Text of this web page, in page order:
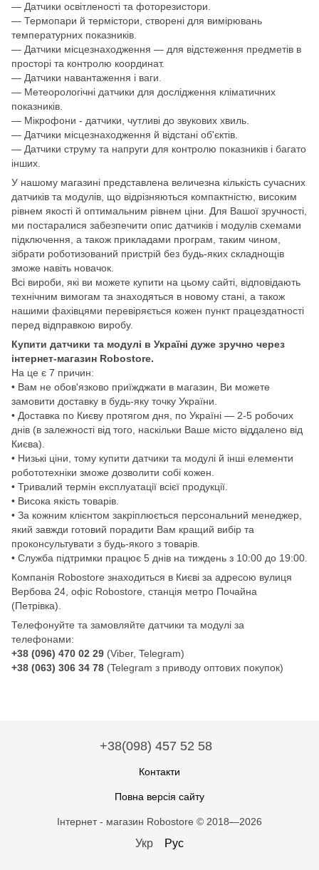
— Датчики освітленості та фоторезистори.
— Термопари й термістори, створені для вимірювань
температурних показників.
— Датчики місцезнаходження — для відстеження предметів в
просторі та контролю координат.
— Датчики навантаження і ваги.
— Метеорологічні датчики для дослідження кліматичних
показників.
— Мікрофони - датчики, чутливі до звукових хвиль.
— Датчики місцезнаходження й відстані об'єктів.
— Датчики струму та напруги для контролю показників і багато
інших.
У нашому магазині представлена ​​величезна кількість сучасних
датчиків та модулів, що відрізняються компактністю, високим
рівнем якості й оптимальним рівнем ціни. Для Вашої зручності,
ми постаралися забезпечити опис датчиків і модулів схемами
підключення, а також прикладами програм, таким чином,
зібрати роботизований пристрій без будь-яких складнощів
зможе навіть новачок.
Всі вироби, які ви можете купити на цьому сайті, відповідають
технічним вимогам та знаходяться в новому стані, а також
нашими фахівцями перевіряється кожен пункт працездатності
перед відправкою виробу.
Купити датчики та модулі в Україні дуже зручно через
інтернет-магазин Robostore.
На це є 7 причин:
• Вам не обов'язково приїжджати в магазин, Ви можете
замовити доставку в будь-яку точку України.
• Доставка по Києву протягом дня, по Україні — 2-5 робочих
днів (в залежності від того, наскільки Ваше місто віддалено від
Києва).
• Низькі ціни, тому купити датчики та модулі й інші елементи
робототехніки зможе дозволити собі кожен.
• Тривалий термін експлуатації всієї продукції.
• Висока якість товарів.
• За кожним клієнтом закріплюється персональний менеджер,
який завжди готовий порадити Вам кращий вибір та
проконсультувати з будь-якого з товарів.
• Служба підтримки працює 5 днів на тиждень з 10:00 до 19:00.
Компанія Robostore знаходиться в Києві за адресою вулиця
Вербова 24, офіс Robostore, станція метро Почайна
(Петрівка).
Телефонуйте та замовляйте датчики та модулі за
телефонами:
+38 (096) 470 02 29 (Viber, Telegram)
+38 (063) 306 34 78 (Telegram з приводу оптових покупок)
+38(098) 457 52 58
Контакти
Повна версія сайту
Інтернет - магазин Robostore © 2018—2026
Укр Рус